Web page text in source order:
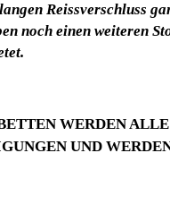
Reissverschluss
noch einen weiteren
WERDEN
UND